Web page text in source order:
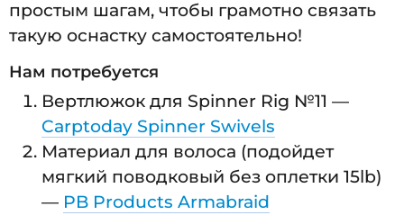
простым шагам, чтобы грамотно связать
такую оснастку самостоятельно!
Нам потребуется
Вертлюжок для Spinner Rig №11 —
Carptoday Spinner Swivels
Материал для волоса (подойдет
мягкий поводковый без оплетки 15lb)
— PB Products Armabraid